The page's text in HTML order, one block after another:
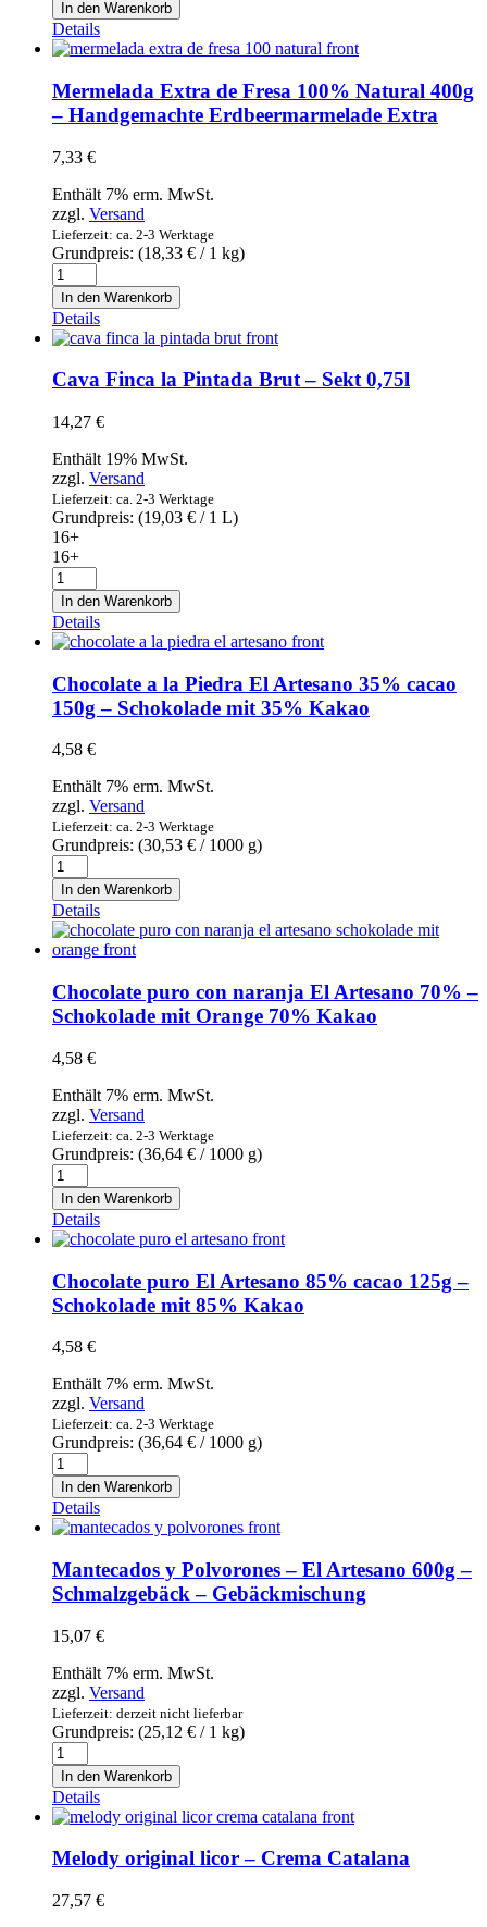
Mallorca
seques
1l
-
Kräuterlikör
trocken
In den Warenkorb
Details
Mermelada Extra de Fresa 100% Natural 400g
– Handgemachte Erdbeermarmelade Extra
7,33 €
Enthält 7% erm. MwSt.
zzgl. Versand
Lieferzeit: ca. 2-3 Werktage
Grundpreis: (18,33 € / 1 kg)
Mermelada
Extra
de
Fresa
100%
Natural
400g
Handgemachte
Extra
Menge
In den Warenkorb
Details
Cava Finca la Pintada Brut – Sekt 0,75l
14,27 €
Enthält 19% MwSt.
zzgl. Versand
Lieferzeit: ca. 2-3 Werktage
Grundpreis: (19,03 € / 1 L)
16+
16+
Cava
Finca
la
Pintada
Brut
Sekt
0,75l
In den Warenkorb
Details
Chocolate a la Piedra El Artesano 35% cacao
150g – Schokolade mit 35% Kakao
4,58 €
Enthält 7% erm. MwSt.
zzgl. Versand
Lieferzeit: ca. 2-3 Werktage
Grundpreis: (30,53 € / 1000 g)
Chocolate
a
la
Piedra
El
Artesano
35%
cacao
150g
Schokolade
35%
Kakao
Menge
In den Warenkorb
Details
Chocolate puro con naranja El Artesano 70% –
Schokolade mit Orange 70% Kakao
4,58 €
Enthält 7% erm. MwSt.
zzgl. Versand
Lieferzeit: ca. 2-3 Werktage
Grundpreis: (36,64 € / 1000 g)
Chocolate
puro
con
naranja
El
Artesano
70%
-
mit
70%
Kakao
Menge
In den Warenkorb
Details
Chocolate puro El Artesano 85% cacao 125g –
Schokolade mit 85% Kakao
4,58 €
Enthält 7% erm. MwSt.
zzgl. Versand
Lieferzeit: ca. 2-3 Werktage
Grundpreis: (36,64 € / 1000 g)
Chocolate
puro
El
Artesano
85%
cacao
125g
-
mit
Kakao
Menge
In den Warenkorb
Details
Mantecados y Polvorones – El Artesano 600g –
Schmalzgebäck – Gebäckmischung
15,07 €
Enthält 7% erm. MwSt.
zzgl. Versand
Lieferzeit: derzeit nicht lieferbar
Grundpreis: (25,12 € / 1 kg)
Mantecados
y
Polvorones
-
El
Artesano
600g
Schmalzgebäck
In den Warenkorb
Details
Melody original licor – Crema Catalana
27,57 €